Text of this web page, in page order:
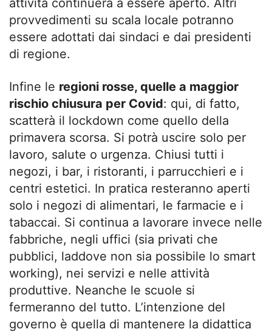
attività continuerà a essere aperto. Altri
provvedimenti su scala locale potranno
essere adottati dai sindaci e dai presidenti
di regione.
Infine le regioni rosse, quelle a maggior
rischio chiusura per Covid: qui, di fatto,
scatterà il lockdown come quello della
primavera scorsa. Si potrà uscire solo per
lavoro, salute o urgenza. Chiusi tutti i
negozi, i bar, i ristoranti, i parrucchieri e i
centri estetici. In pratica resteranno aperti
solo i negozi di alimentari, le farmacie e i
tabaccai. Si continua a lavorare invece nelle
fabbriche, negli uffici (sia privati che
pubblici, laddove non sia possibile lo smart
working), nei servizi e nelle attività
produttive. Neanche le scuole si
fermeranno del tutto. L’intenzione del
governo è quella di mantenere la didattica